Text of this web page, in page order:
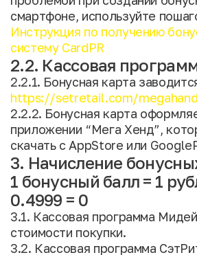
смартфоне, используйте
Инструкция по получению
систему CardPR
2.2. Кассовая
2.2.1. Бонусная карта
https://setretail.com/
2.2.2. Бонусная карта
приложении “Мега Хенд”,
скачать с AppStore или
3. Начисление
1 бонусный балл = 1
0.4999 = 0
3.1. Кассовая программа
стоимости покупки.
3.2. Кассовая программа